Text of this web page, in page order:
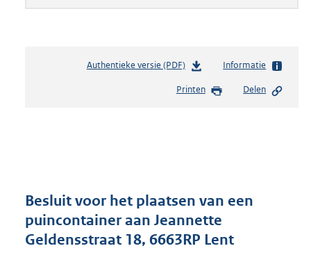
Authentieke versie (PDF)b
s
r
o
t
Informatie
Printen Delen
Besluit voor het plaatsen van een
puincontainer aan Jeannette
Geldensstraat 18, 6663RP Lent